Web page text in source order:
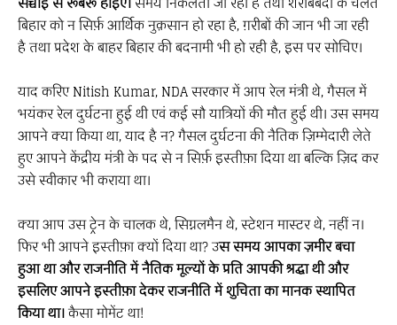
बिहार को न सिर्फ़ आर्थिक नुक़सान हो रहा है, ग़रीबों की जान भी जा रही
है तथा प्रदेश के बाहर बिहार की बदनामी भी हो रही है, इस पर सोचिए।
याद करिए Nitish Kumar, NDA सरकार में आप रेल मंत्री थे, गैसल में
भयंकर रेल दुर्घटना हुई थी एवं कई सौ यात्रियों की मौत हुई थी। उस समय
आपने क्या किया था, याद है न? गैसल दुर्घटना की नैतिक ज़िम्मेदारी लेते
हुए आपने केंद्रीय मंत्री के पद से न सिर्फ़ इस्तीफ़ा दिया था बल्कि ज़िद कर
उसे स्वीकार भी कराया था।
क्या आप उस ट्रेन के चालक थे, सिग्नलमैन थे, स्टेशन मास्टर थे, नहीं न।
फिर भी आपने इस्तीफ़ा क्यों दिया था? उस समय आपका ज़मीर बचा
हुआ था और राजनीति में नैतिक मूल्यों के प्रति आपकी श्रद्धा थी और
इसलिए आपने इस्तीफ़ा देकर राजनीति में शुचिता का मानक स्थापित
किया था।कैसा मोमेंट था!